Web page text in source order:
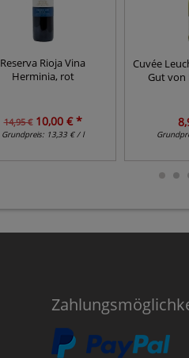
Reserva Rioja Vina
Herminia, rot
14,95 €10,00 € *
Grundpreis: 13,33 € / l
Cuvée
Gut von